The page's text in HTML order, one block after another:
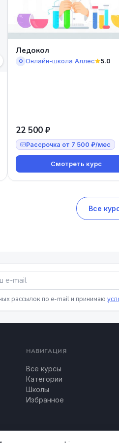
Ледокол
О Онлайн-школа Аллес 5.0
22 500 ₽
Рассрочка от 7 500 ₽/мес
Смотреть курс
Все
рассылок по e-mail и принимаю
НАВИГАЦИЯ
Все курсы
Категории
Школы
Избранное